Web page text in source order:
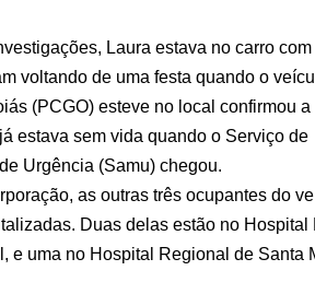
Laura estava no carro
voltando de uma festa quando o
(PCGO) esteve no local confirmou a
estava sem vida quando o Serviço de
Urgência (Samu) chegou.
as outras três ocupantes do
Duas delas estão no Hospital
e uma no Hospital Regional de Santa